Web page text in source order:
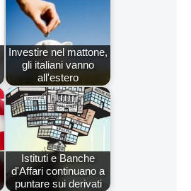
Investire nel mattone,
gli italiani vanno
all'estero
Istituti e Banche
d'Affari continuano a
puntare sui derivati